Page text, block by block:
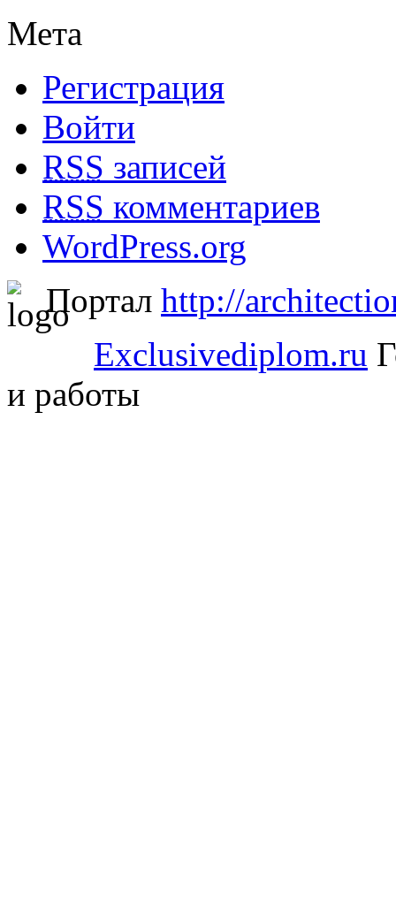
Мета
Регистрация
Войти
RSS записей
RSS комментариев
WordPress.org
Портал http://
Exclusivediplom.ru
и работы